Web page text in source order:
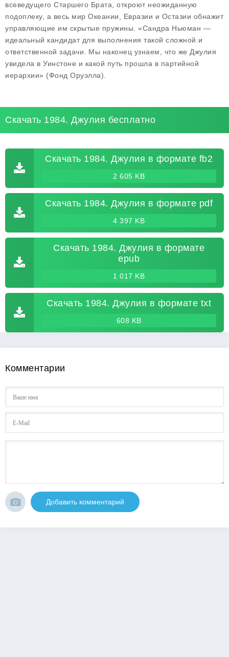
всеведущего Старшего Брата, откроют неожиданную
подоплеку, а весь мир Океании, Евразии и Остазии обнажит
управляющие им скрытые пружины. «Сандра Ньюман —
идеальный кандидат для выполнения такой сложной и
ответственной задачи. Мы наконец узнаем, что же Джулия
увидела в Уинстоне и какой путь прошла в партийной
иерархии» (Фонд Оруэлла).
Скачать 1984. Джулия бесплатно
Скачать 1984. Джулия в формате fb2
2 605 KB
Скачать 1984. Джулия в формате pdf
4 397 KB
Скачать 1984. Джулия в формате
epub
1 017 KB
Скачать 1984. Джулия в формате txt
608 KB
Комментарии